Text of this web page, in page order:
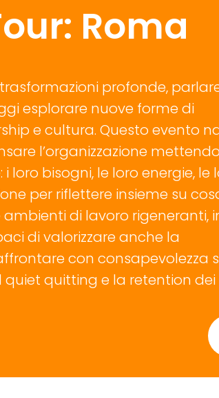
Roma
profonde,
esplorare nuove forme di
e cultura. Questo evento
l’organizzazione
loro bisogni, le loro energie, le
per riflettere insieme su
di lavoro rigeneranti,
di valorizzare anche la
con consapevolezza
quiet quitting e la retention dei